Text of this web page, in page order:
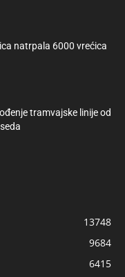
natrpala 6000 vrećica
tramvajske linije od
13748
9684
6415